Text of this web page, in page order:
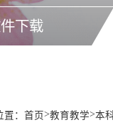
下载
： 首页>教育教学>本